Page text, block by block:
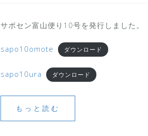
サポセン富山便り10号を発行しました。
sapo10omote ダウンロード
sapo10ura ダウンロード
もっと読む